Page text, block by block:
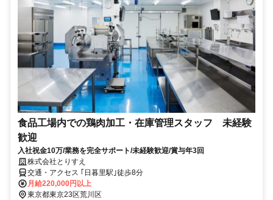
食品工場内での鶏肉加工・在庫管理スタッフ 未経験
歓迎
入社祝金10万/業務を完全サポート/未経験歓迎/賞与年3回
株式会社とりすえ
交通・アクセス ｢日暮里駅｣徒歩8分
月給220,000円以上
東京都東京23区荒川区